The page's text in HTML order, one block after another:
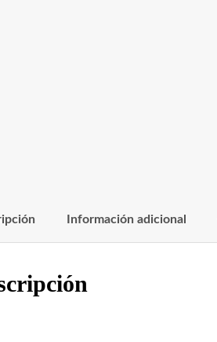
Información adicional